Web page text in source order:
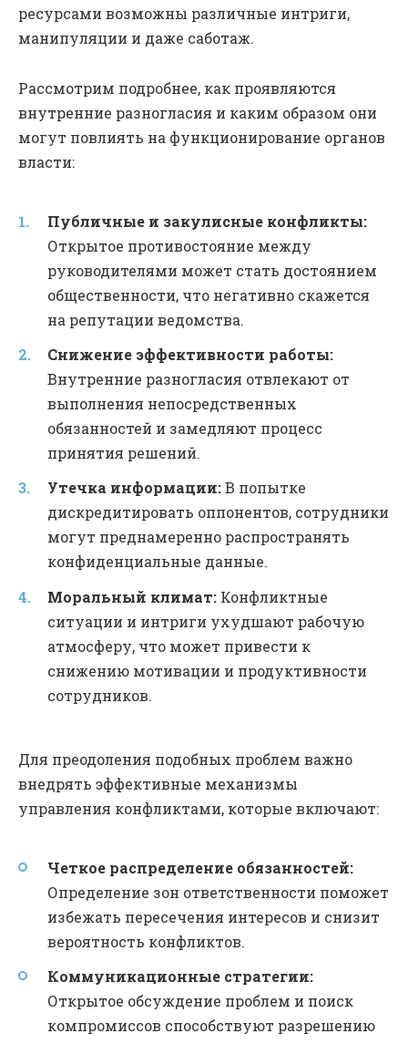
ресурсами возможны различные интриги,
манипуляции и даже саботаж.
Рассмотрим подробнее, как проявляются
внутренние разногласия и каким образом они
могут повлиять на функционирование органов
власти:
Публичные и закулисные конфликты:
Открытое противостояние между
руководителями может стать достоянием
общественности, что негативно скажется
на репутации ведомства.
Снижение эффективности работы:
Внутренние разногласия отвлекают от
выполнения непосредственных
обязанностей и замедляют процесс
принятия решений.
Утечка информации:В попытке
дискредитировать оппонентов, сотрудники
могут преднамеренно распространять
конфиденциальные данные.
Моральный климат: Конфликтные
ситуации и интриги ухудшают рабочую
атмосферу, что может привести к
снижению мотивации и продуктивности
сотрудников.
Для преодоления подобных проблем важно
внедрять эффективные механизмы
управления конфликтами, которые включают:
Четкое распределение обязанностей:
Определение зон ответственности поможет
избежать пересечения интересов и снизит
вероятность конфликтов.
Коммуникационные стратегии:
Открытое обсуждение проблем и поиск
компромиссов способствуют разрешению